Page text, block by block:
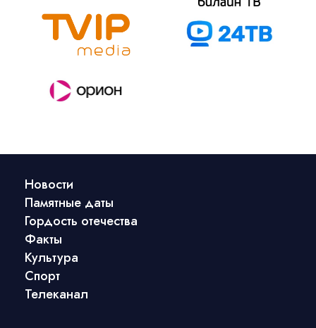
Новости
Памятные даты
Гордость отечества
Факты
Культура
Спорт
Телеканал